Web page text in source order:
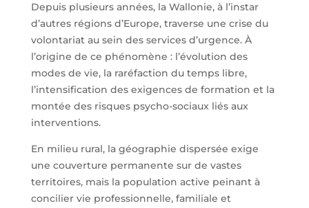
Depuis plusieurs années, la Wallonie, à l’instar
d’autres régions d’Europe, traverse une crise du
volontariat au sein des services d’urgence. À
l’origine de ce phénomène : l’évolution des
modes de vie, la raréfaction du temps libre,
l’intensification des exigences de formation et la
montée des risques psycho-sociaux liés aux
interventions.
En milieu rural, la géographie dispersée exige
une couverture permanente sur de vastes
territoires, mais la population active peinant à
concilier vie professionnelle, familiale et